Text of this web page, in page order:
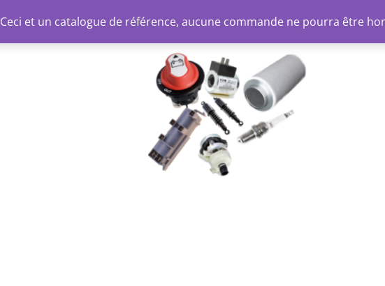
Ceci et un catalogue de référence, aucune commande ne pourra être